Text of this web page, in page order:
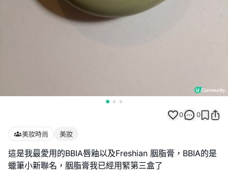
0 0
美妝時尚 美妝
這是我最愛用的BBIA唇釉以及Freshian 胭脂膏，BBIA的是